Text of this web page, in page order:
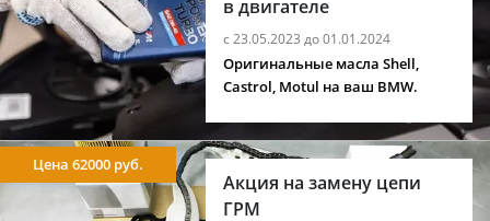
в двигателе
с 23.05.2023 до 01.01.2024
Оригинальные масла Shell,
Castrol, Motul на ваш BMW.
Акция на замену цепи
ГРМ
Цена 62000 руб.